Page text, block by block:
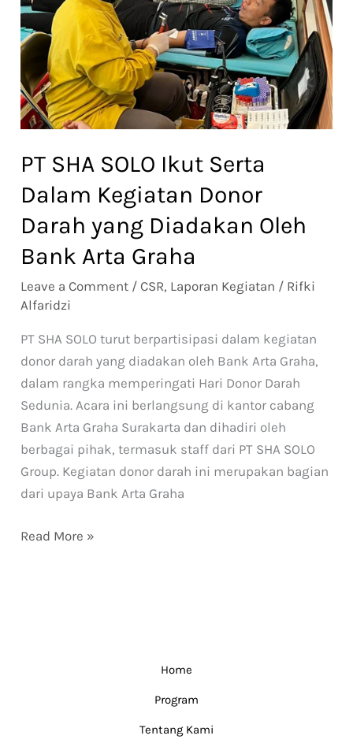
PT SHA SOLO Ikut Serta
Dalam Kegiatan Donor
Darah yang Diadakan Oleh
Bank Arta Graha
Leave a Comment / CSR, Laporan Kegiatan / Rifki
Alfaridzi
PT SHA SOLO turut berpartisipasi dalam kegiatan
donor darah yang diadakan oleh Bank Arta Graha,
dalam rangka memperingati Hari Donor Darah
Sedunia. Acara ini berlangsung di kantor cabang
Bank Arta Graha Surakarta dan dihadiri oleh
berbagai pihak, termasuk staff dari PT SHA SOLO
Group. Kegiatan donor darah ini merupakan bagian
dari upaya Bank Arta Graha
Ikut
Serta
Dalam
Kegiatan
Donor
Darah
Diadakan
Oleh
Arta
Graha
Read More »
Home
Program
Tentang Kami